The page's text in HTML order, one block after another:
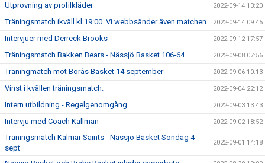
Utprovning av profilkläder 2022-09-14 13:20
Träningsmatch ikväll kl 19:00. Vi webbsänder även matchen 2022-09-14 09:45
Intervjuer med Derreck Brooks 2022-09-12 17:57
Träningsmatch Bakken Bears - Nässjö Basket 106-64 2022-09-08 07:56
Träningmatch mot Borås Basket 14 september 2022-09-06 10:13
Vinst i kvällen träningsmatch. 2022-09-04 22:12
Intern utbildning - Regelgenomgång 2022-09-03 13:43
Intervju med Coach Källman 2022-09-02 18:52
Träningsmatch Kalmar Saints - Nässjö Basket Söndag 4
sept
2022-09-01 14:18